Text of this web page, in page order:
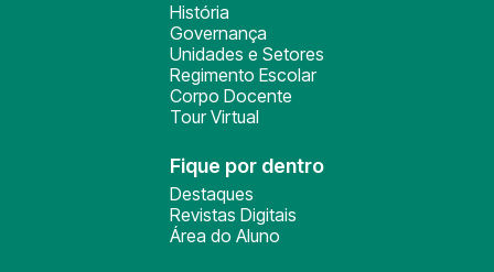
História
Governança
Unidades e Setores
Regimento Escolar
Corpo Docente
Tour Virtual
Fique por dentro
Destaques
Revistas Digitais
Área do Aluno